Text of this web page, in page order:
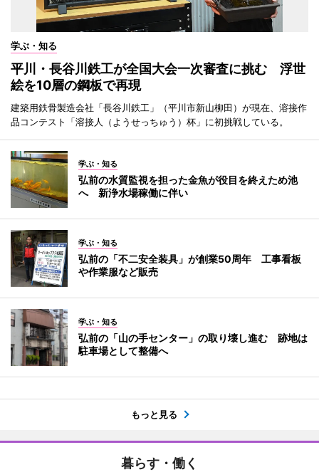
学ぶ・知る
平川・長谷川鉄工が全国大会一次審査に挑む 浮世
絵を10層の鋼板で再現
建築用鉄骨製造会社「長谷川鉄工」（平川市新山柳田）が現在、溶接作
品コンテスト「溶接人（ようせっちゅう）杯」に初挑戦している。
学ぶ・知る
弘前の水質監視を担った金魚が役目を終えため池
へ 新浄水場稼働に伴い
学ぶ・知る
弘前の「不二安全装具」が創業50周年 工事看板
や作業服など販売
学ぶ・知る
弘前の「山の手センター」の取り壊し進む 跡地は
駐車場として整備へ
もっと見る
暮らす・働く